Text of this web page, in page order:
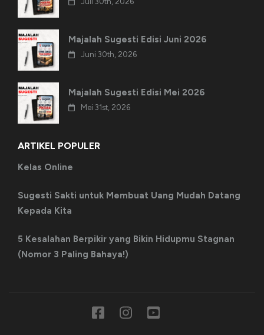
Majalah Sugesti Edisi Juni 2026
Juni 30th, 2026
Majalah Sugesti Edisi Mei 2026
Mei 31st, 2026
ARTIKEL POPULER
Kelas Online
Sugesti Sakti untuk Membuat Uang Mudah Datang
Kepada Kita
5 Kesalahan Berpikir yang Bikin Hidupmu Stagnan
(Nomor 3 Paling Bahaya!)